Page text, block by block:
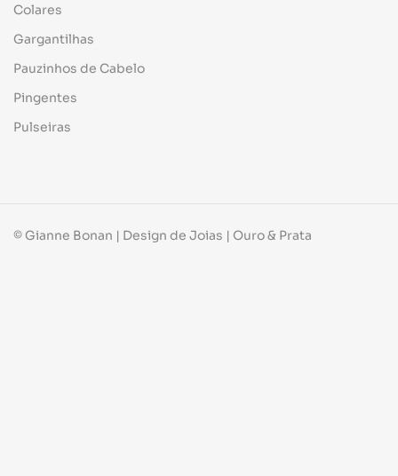
Colares
Gargantilhas
Pauzinhos de Cabelo
Pingentes
Pulseiras
© Gianne Bonan | Design de Joias | Ouro & Prata